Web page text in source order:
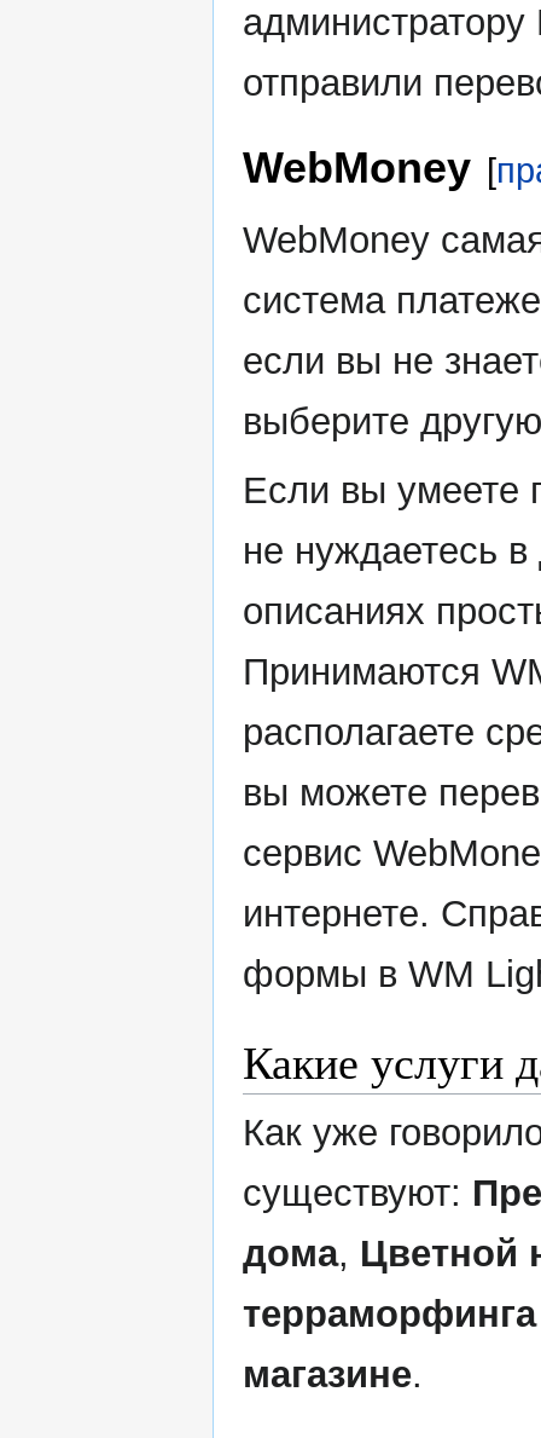
отправили
WebMoney [
WebMoney
система
если вы не
выберите
Если вы умеете
не нуждаетесь
описаниях
Принимаются
располагаете
вы можете
сервис
интернете.
формы в WM
Какие услуги
Как уже
существуют:
дома, Цветной
терраморфинга
магазине.